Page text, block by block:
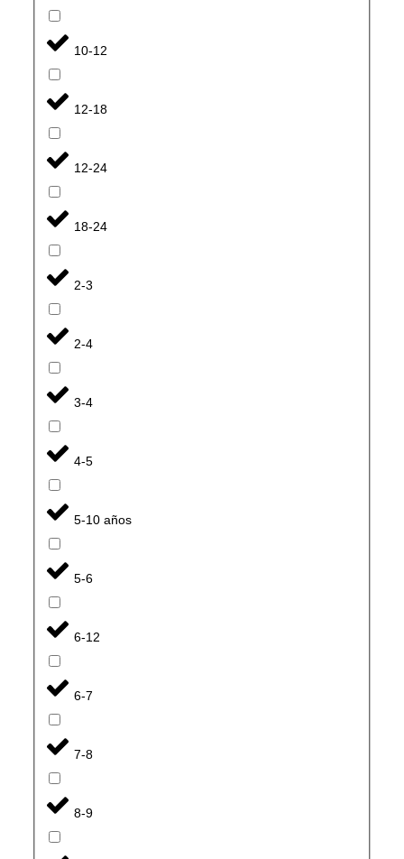
10-12
12-18
12-24
18-24
2-3
2-4
3-4
4-5
5-10 años
5-6
6-12
6-7
7-8
8-9